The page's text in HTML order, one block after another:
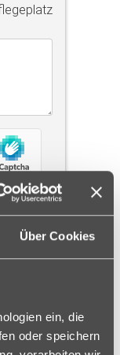
Über Cookies
ein, die
oder speichern